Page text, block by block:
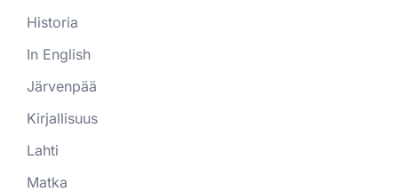
Historia
In English
Järvenpää
Kirjallisuus
Lahti
Matka